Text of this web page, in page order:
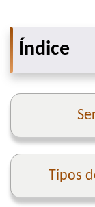
Índice
Tipos